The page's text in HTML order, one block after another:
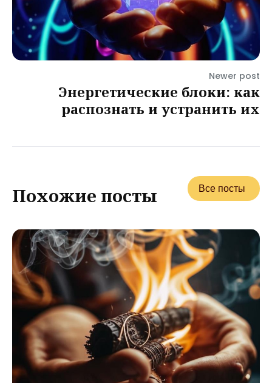
Newer post
Энергетические блоки: как
распознать и устранить их
Похожие посты Все посты